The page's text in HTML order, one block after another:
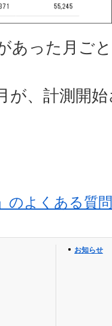
あった月ご
が、計測開
のよくある質
お知らせ